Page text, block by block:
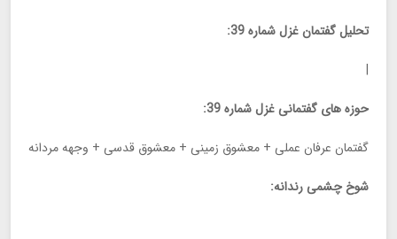
تحلیل گفتمان غزل شماره 39:
|
حوزه های گفتمانی غزل شماره 39:
گفتمان عرفان عملی + معشوق زمینی + معشوق قدسی + وجهه مردانه
شوخ چشمی رندانه: